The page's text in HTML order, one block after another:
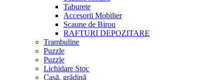
Taburete
Accesorii Mobilier
Scaune de Birou
RAFTURI DEPOZITARE
Trambuline
Puzzle
Puzzle
Lichidare Stoc
Casă, grădină